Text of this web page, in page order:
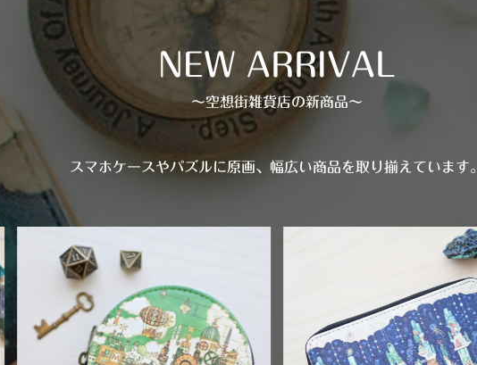
NEW ARRIVAL
〜空想街雑貨店の新商品〜
スマホケースやパズルに原画、幅広い商品を取り揃えています